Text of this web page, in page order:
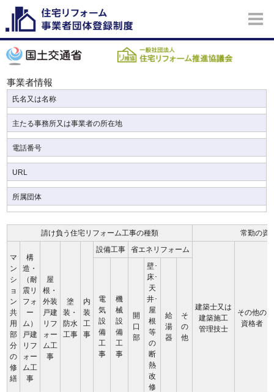
事業者情報
氏名又は名称
主たる事務所又は事業者の所在地
電話番号
URL
所属団体
請け負う住宅リフォーム工事の種類 常勤の資
マ
ン
シ
ョ
ン
共
用
部
分
の
修
繕
構
造・
（耐
震リ
フォ
ー
ム）
戸建
リフ
ォー
ム工
事
屋
根・
外装
戸建
リフ
ォー
ム工
事
塗
装・
防水
工事
内
装
工
事
設備工事 省エネリフォーム
建築士又は
建築施工
管理技士
その他の
資格者
電
気
設
備
工
事
機
械
設
備
工
事
開
口
部
壁･
床･
天
井･
屋
根
等
の
断
熱
改
修
給
湯
器
そ
の
他